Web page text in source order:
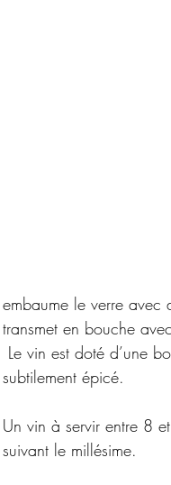
embaume le verre avec
transmet en bouche
Le vin est doté d’une
subtilement épicé.
Un vin à servir entre 8
suivant le millésime.